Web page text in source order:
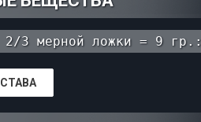
2/3 мерной ложки = 9 гр.: